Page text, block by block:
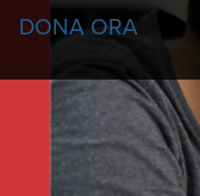
DONA ORA